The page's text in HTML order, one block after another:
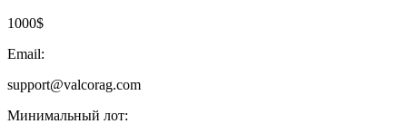
1000$
Email:
support@valcorag.com
Минимальный лот: